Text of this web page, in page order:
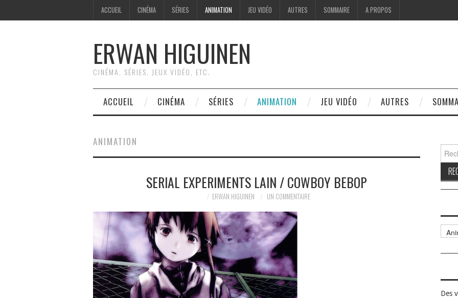
ACCUEIL CINÉMA SÉRIES ANIMATION JEU VIDÉO AUTRES SOMMAIRE A PROPOS
ERWAN HIGUINEN
CINÉMA, SÉRIES, JEUX VIDÉO, ETC.
ACCUEIL CINÉMA SÉRIES ANIMATION JEU VIDÉO AUTRES
ANIMATION
SERIAL EXPERIMENTS LAIN / COWBOY BEBOP
ERWAN HIGUINEN UN COMMENTAIRE
Des